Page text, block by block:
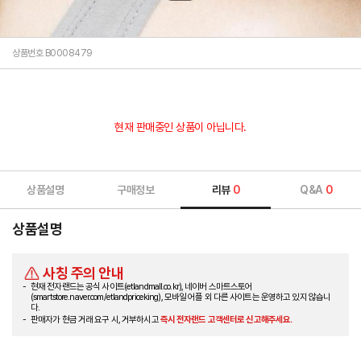
상품번호 B0008479
현재 판매중인 상품이 아닙니다.
상품설명 구매정보 리뷰 0 Q&A 0
상품설명
사칭 주의 안내
현재 전자랜드는 공식 사이트(etlandmall.co.kr), 네이버 스마트스토어
(smartstore.naver.com/etlandpriceking), 모바일 어플 외 다른 사이트는 운영하고 있지 않습니
다.
판매자가 현금 거래 요구 시, 거부하시고즉시 전자랜드 고객센터로 신고해주세요.